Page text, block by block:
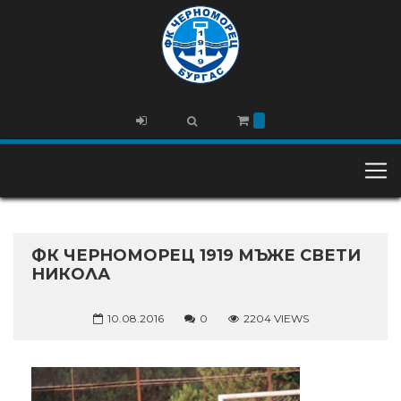
ФК ЧЕРНОМОРЕЦ 1919 МЪЖЕ СВЕТИ
НИКОЛА
10.08.2016 0 2204 VIEWS